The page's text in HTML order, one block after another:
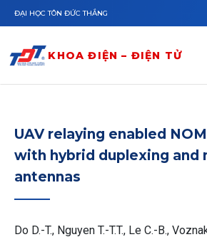
Nhảy đến nội dung
ĐẠI HỌC TÔN ĐỨC THẮNG
KHOA ĐIỆN – ĐIỆN TỬ
UAV relaying enabled
with hybrid duplexing and
antennas
Do D.-T., Nguyen T.-T.T., Le C.-B.,